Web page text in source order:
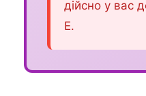
дійсно у вас
Е.